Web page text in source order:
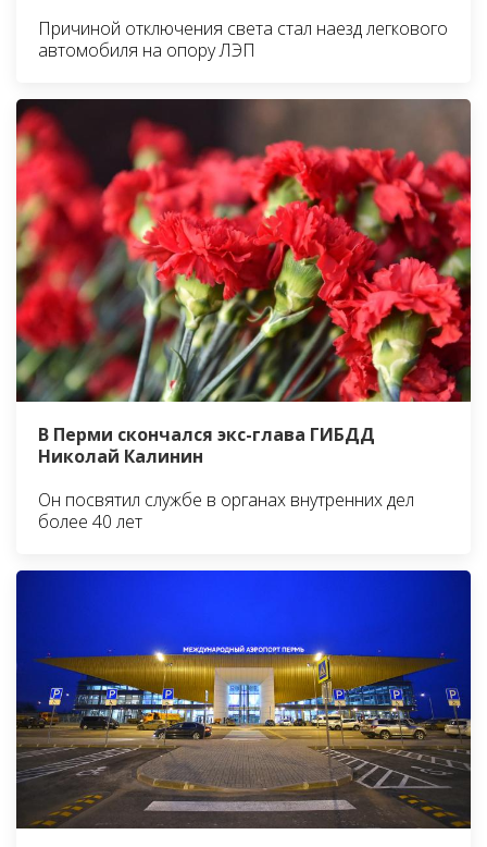
Причиной отключения света стал наезд легкового
автомобиля на опору ЛЭП
В Перми скончался экс-глава ГИБДД
Николай Калинин
Он посвятил службе в органах внутренних дел
более 40 лет